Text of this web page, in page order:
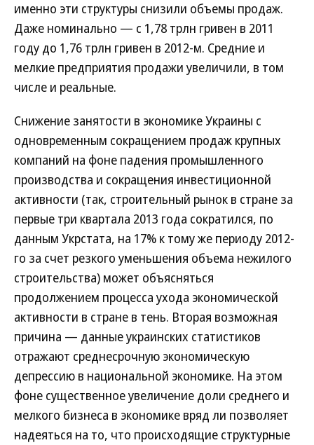
именно эти структуры снизили объемы продаж.
Даже номинально — с 1,78 трлн гривен в 2011
году до 1,76 трлн гривен в 2012-м. Средние и
мелкие предприятия продажи увеличили, в том
числе и реальные.
Снижение занятости в экономике Украины с
одновременным сокращением продаж крупных
компаний на фоне падения промышленного
производства и сокращения инвестиционной
активности (так, строительный рынок в стране за
первые три квартала 2013 года сократился, по
данным Укрстата, на 17% к тому же периоду 2012-
го за счет резкого уменьшения объема нежилого
строительства) может объясняться
продолжением процесса ухода экономической
активности в стране в тень. Вторая возможная
причина — данные украинских статистиков
отражают среднесрочную экономическую
депрессию в национальной экономике. На этом
фоне существенное увеличение доли среднего и
мелкого бизнеса в экономике вряд ли позволяет
надеяться на то, что происходящие структурные